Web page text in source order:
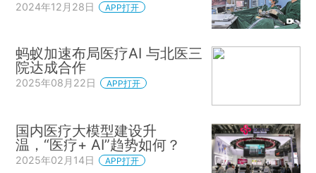
2024年12月28日 APP打开
蚂蚁加速布局医疗AI 与北医三
院达成合作
2025年08月22日 APP打开
国内医疗大模型建设升
温，“医疗+ AI”趋势如何？
2025年02月14日 APP打开